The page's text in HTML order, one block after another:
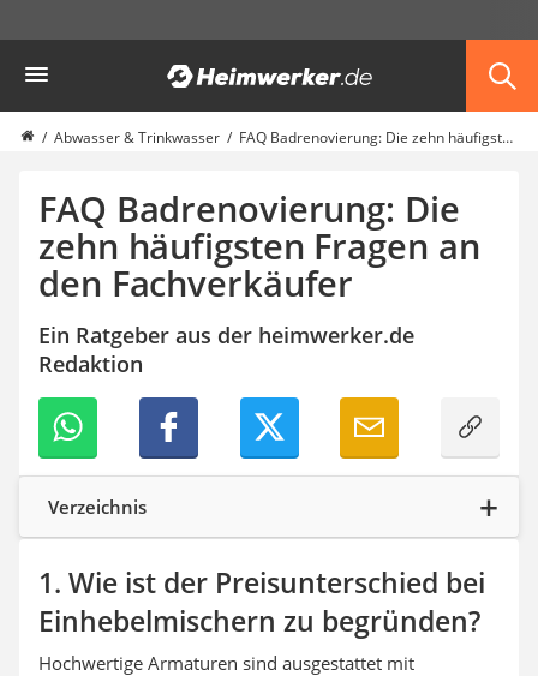
Haus & Bau
Außenleuchte mit Kamera
Ozongenerator
Smart-Home-Rauchmelder
Schlüsseltresor
Überwachungskameras außen
Regendusche
Reizstromgerät
Infrarot-Thermometer
GPS-Tracker
Digitale Zeitschaltuhr
Paketbriefkasten
Fensterkontaktschalter
Hygrometer
LED-Baustrahler
Tiefengrund
LED-Beamer
Video-Türsprechanlage
Abwasser & Trinkwasser FAQ Badrenovierung: Die zehn häufigsten Fragen an den Fachverkäufer
FAQ Badrenovierung: Die
zehn häufigsten Fragen an
den Fachverkäufer
Ein Ratgeber aus der heimwerker.de
Redaktion
Verzeichnis
1. Wie ist der Preisunterschied bei
Einhebelmischern zu begründen?
Hochwertige Armaturen sind ausgestattet mit